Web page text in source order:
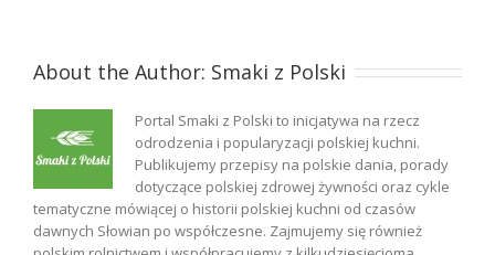
About the Author: Smaki z Polski
Portal Smaki z Polski to inicjatywa na rzecz
odrodzenia i popularyzacji polskiej kuchni.
Publikujemy przepisy na polskie dania, porady
dotyczące polskiej zdrowej żywności oraz cykle
tematyczne mówiącej o historii polskiej kuchni od czasów
dawnych Słowian po współczesne. Zajmujemy się również